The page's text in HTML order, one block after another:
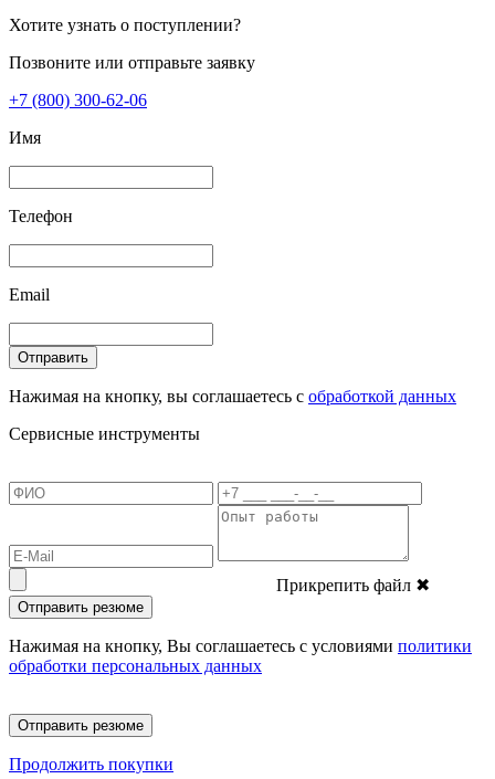
Хотите узнать о поступлении?
Позвоните или отправьте заявку
+7 (800) 300-62-06
Имя
Телефон
Email
Отправить
Нажимая на кнопку, вы соглашаетесь с обработкой данных
Сервисные инструменты
Прикрепить файл ✖
Отправить резюме
Нажимая на кнопку, Вы соглашаетесь с условиями политики
обработки персональных данных
Отправить резюме
Продолжить покупки